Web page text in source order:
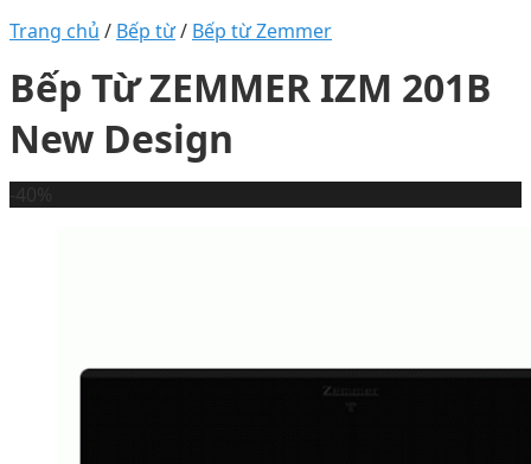
Trang chủ / Bếp từ/ Bếp từ Zemmer
Bếp Từ ZEMMER IZM 201B
New Design